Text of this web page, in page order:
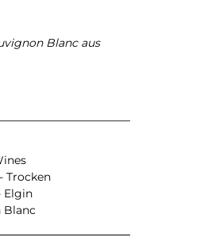
Blanc aus
Trocken
Elgin
Blanc